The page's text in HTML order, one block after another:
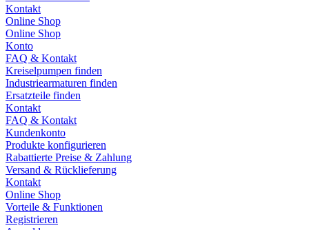
Kontakt
Online Shop
Online Shop
Konto
FAQ & Kontakt
Kreiselpumpen finden
Industriearmaturen finden
Ersatzteile finden
Kontakt
FAQ & Kontakt
Kundenkonto
Produkte konfigurieren
Rabattierte Preise & Zahlung
Versand & Rücklieferung
Kontakt
Online Shop
Vorteile & Funktionen
Registrieren